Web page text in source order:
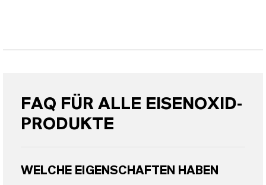
FAQ FÜR ALLE EISENOXID-
PRODUKTE
WELCHE EIGENSCHAFTEN HABEN